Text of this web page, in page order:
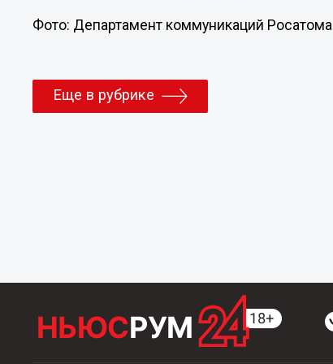
Фото: Департамент коммуникаций Росатома
Еще в рубрике